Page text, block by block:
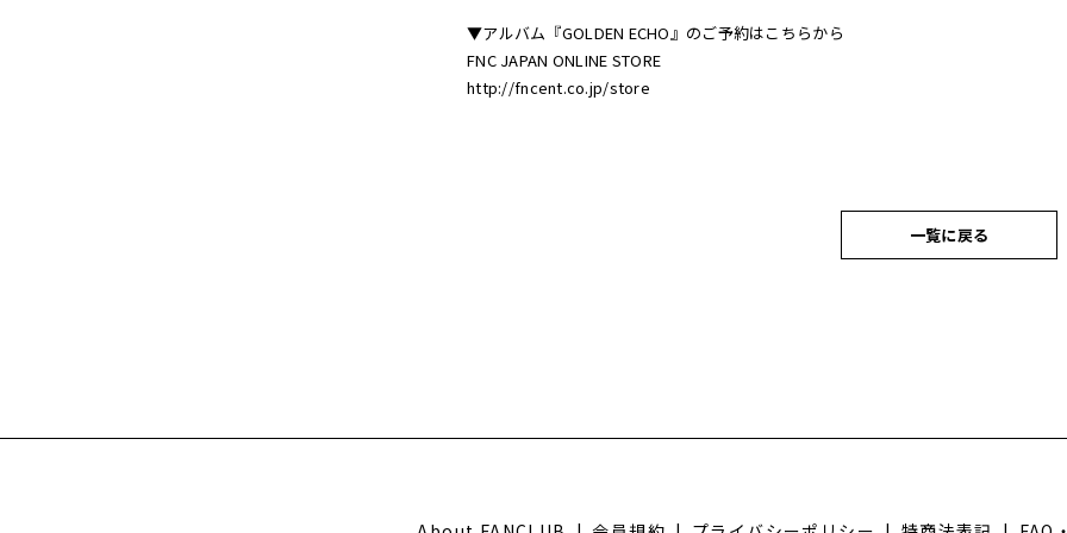
▼アルバム『GOLDEN ECHO』のご予約はこちらから
FNC JAPAN ONLINE STORE
http://fncent.co.jp/store
一覧に戻る